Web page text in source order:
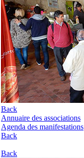
Back
Annuaire des associations
Agenda des manifestations
Back
Back